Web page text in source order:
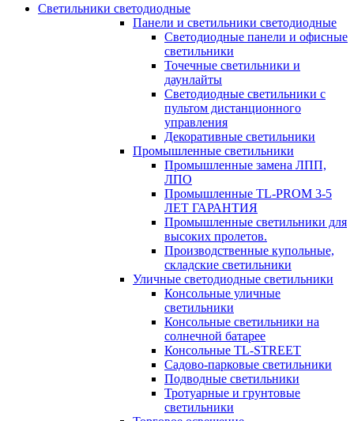
Светильники светодиодные
Панели и светильники светодиодные
Светодиодные панели и офисные
светильники
Точечные светильники и
даунлайты
Светодиодные светильники с
пультом дистанционного
управления
Декоративные светильники
Промышленные светильники
Промышленные замена ЛПП,
ЛПО
Промышленные TL-PROM 3-5
ЛЕТ ГАРАНТИЯ
Промышленные светильники для
высоких пролетов.
Производственные купольные,
складские светильники
Уличные светодиодные светильники
Консольные уличные
светильники
Консольные светильники на
солнечной батарее
Консольные TL-STREET
Садово-парковые светильники
Подводные светильники
Тротуарные и грунтовые
светильники